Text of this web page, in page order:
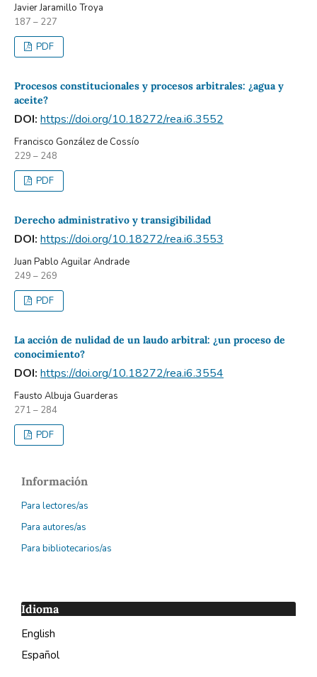
Javier Jaramillo Troya
187 – 227
PDF
Procesos constitucionales y procesos arbitrales: ¿agua y
aceite?
DOI: https://doi.org/10.18272/rea.i6.3552
Francisco González de Cossío
229 – 248
PDF
Derecho administrativo y transigibilidad
DOI: https://doi.org/10.18272/rea.i6.3553
Juan Pablo Aguilar Andrade
249 – 269
PDF
La acción de nulidad de un laudo arbitral: ¿un proceso de
conocimiento?
DOI: https://doi.org/10.18272/rea.i6.3554
Fausto Albuja Guarderas
271 – 284
PDF
Información
Para lectores/as
Para autores/as
Para bibliotecarios/as
Idioma
English
Español